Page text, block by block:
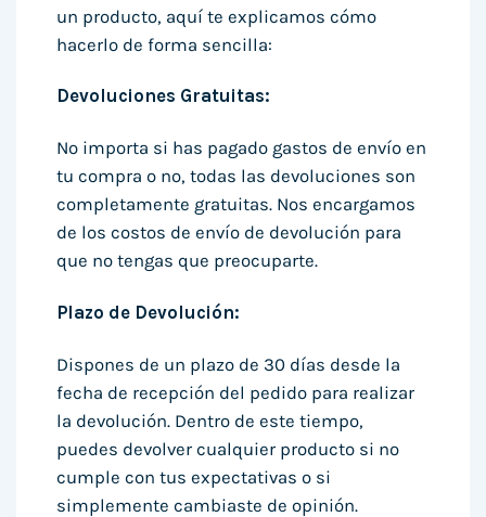
un producto, aquí te explicamos cómo
hacerlo de forma sencilla:
Devoluciones Gratuitas:
No importa si has pagado gastos de envío en
tu compra o no, todas las devoluciones son
completamente gratuitas. Nos encargamos
de los costos de envío de devolución para
que no tengas que preocuparte.
Plazo de Devolución:
Dispones de un plazo de 30 días desde la
fecha de recepción del pedido para realizar
la devolución. Dentro de este tiempo,
puedes devolver cualquier producto si no
cumple con tus expectativas o si
simplemente cambiaste de opinión.